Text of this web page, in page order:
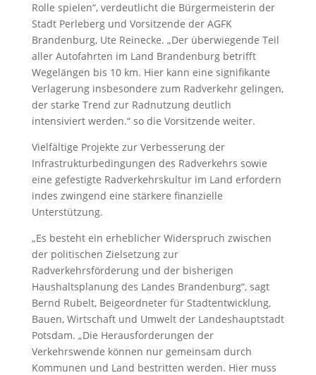
Rolle spielen“, verdeutlicht die Bürgermeisterin der
Stadt Perleberg und Vorsitzende der AGFK
Brandenburg, Ute Reinecke. „Der überwiegende Teil
aller Autofahrten im Land Brandenburg betrifft
Wegelängen bis 10 km. Hier kann eine signifikante
Verlagerung insbesondere zum Radverkehr gelingen,
der starke Trend zur Radnutzung deutlich
intensiviert werden.“ so die Vorsitzende weiter.
Vielfältige Projekte zur Verbesserung der
Infrastrukturbedingungen des Radverkehrs sowie
eine gefestigte Radverkehrskultur im Land erfordern
indes zwingend eine stärkere finanzielle
Unterstützung.
„Es besteht ein erheblicher Widerspruch zwischen
der politischen Zielsetzung zur
Radverkehrsförderung und der bisherigen
Haushaltsplanung des Landes Brandenburg“, sagt
Bernd Rubelt, Beigeordneter für Stadtentwicklung,
Bauen, Wirtschaft und Umwelt der Landeshauptstadt
Potsdam. „Die Herausforderungen der
Verkehrswende können nur gemeinsam durch
Kommunen und Land bestritten werden. Hier muss